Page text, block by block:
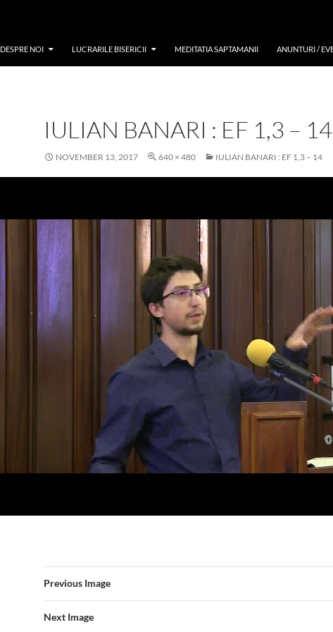
DESPRE NOI LUCRARILE BISERICII MEDITATIA SAPTAMANII ANUNTURI /
IULIAN BANARI : EF 1,3 – 14
NOVEMBER 13, 2017 640 × 480 IULIAN BANARI : EF 1,3 – 14
Previous Image
Next Image